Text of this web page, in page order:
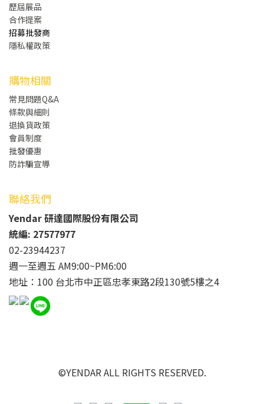
歷屆展品
合作提案
招募批發商
隱私權政策
購物相關
常見問題Q&A
條款與細則
退換貨政策
會員制度
批發優惠
防詐騙宣導
聯絡我們
Yendar 研達國際股份有限公司
統編: 27577977
02-23944237
週一至週五 AM9:00~PM6:00
地址：100 台北市中正區忠孝東路2段130號5樓之4
©YENDAR ALL RIGHTS RESERVED.